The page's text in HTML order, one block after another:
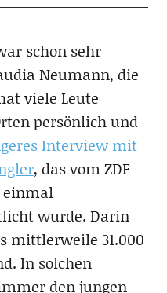
schon sehr
Neumann, die
viele Leute
persönlich und
Interview mit
, das vom ZDF
einmal
wurde. Darin
mittlerweile 31.000
In solchen
den jungen